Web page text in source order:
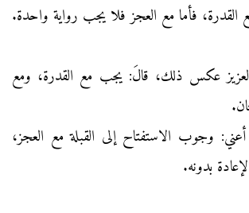
القدرة، فأما مع العجز فلا يجب رواية واحدة.
عكس ذلك، قالَ: يجب مع القدرة، ومع
وجوب الاستفتاح إلى القبلة مع العجز،
بدونه.